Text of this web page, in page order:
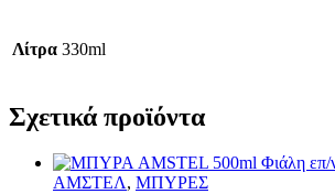
Λίτρα 330ml
Σχετικά προϊόντα
ΑΜΣΤΕΛ, ΜΠΥΡΕΣ